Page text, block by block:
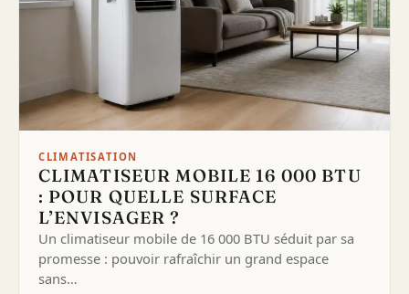
CLIMATISATION
CLIMATISEUR MOBILE 16 000 BTU
: POUR QUELLE SURFACE
L’ENVISAGER ?
Un climatiseur mobile de 16 000 BTU séduit par sa
promesse : pouvoir rafraîchir un grand espace
sans…